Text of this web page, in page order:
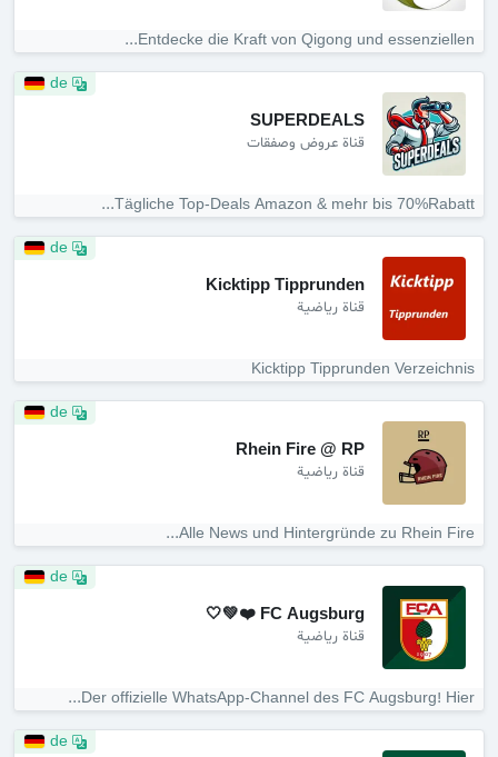
Entdecke die Kraft von Qigong und essenziellen...
SUPERDEALS
قناة عروض وصفقات
Tägliche Top-Deals Amazon & mehr bis 70%Rabatt...
Kicktipp Tipprunden
قناة رياضية
Kicktipp Tipprunden Verzeichnis
Rhein Fire @ RP
قناة رياضية
Alle News und Hintergründe zu Rhein Fire...
FC Augsburg ❤️💚🤍
قناة رياضية
Der offizielle WhatsApp-Channel des FC Augsburg! Hier...